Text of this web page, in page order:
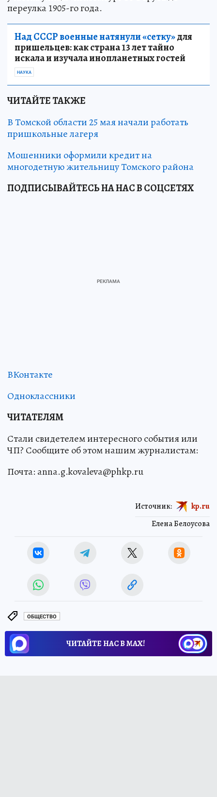
переулка 1905-го года.
Над СССР военные натянули «сетку»для
пришельцев: как страна 13 лет тайно
искала и изучала инопланетных гостей
НАУКА
ЧИТАЙТЕ ТАКЖЕ
В Томской области 25 мая начали работать
пришкольные лагеря
Мошенники оформили кредит на
многодетную жительницу Томского района
ПОДПИСЫВАЙТЕСЬ НА НАС В СОЦСЕТЯХ
ВКонтакте
Одноклассники
ЧИТАТЕЛЯМ
Стали свидетелем интересного события или
ЧП? Сообщите об этом нашим журналистам:
Почта: anna.g.kovaleva@phkp.ru
Елена Белоусова
Источник: kp.ru
ОБЩЕСТВО
ЧИТАЙТЕ НАС В МАХ!